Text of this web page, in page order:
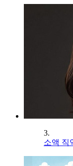
3.
소액 직